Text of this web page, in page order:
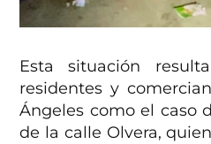
Esta situación
residentes y
Ángeles como el caso
de la calle Olvera,